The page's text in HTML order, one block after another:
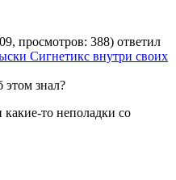
просмотров: 388) ответил
Сигнетикс внутри своих
этом знал?
то неполадки со